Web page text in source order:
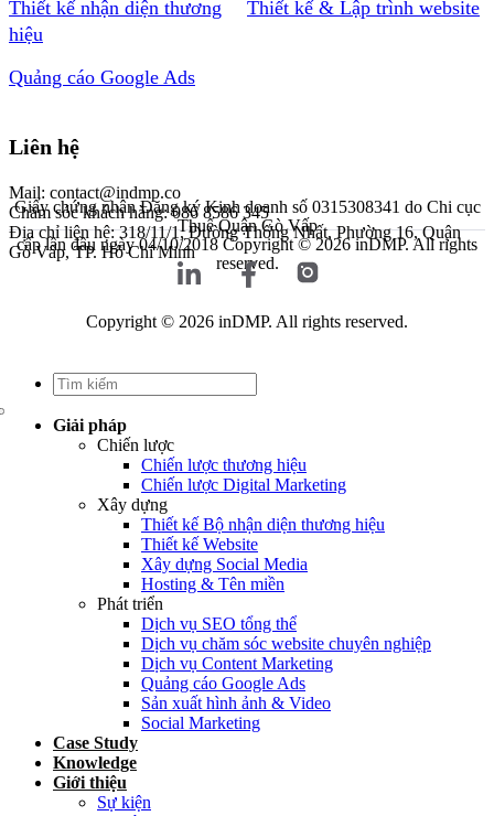
Thiết kế nhận diện thương
hiệu
Thiết kế & Lập trình website
Quảng cáo Google Ads
Liên hệ
Mail: contact@indmp.co
Chăm sóc khách hàng: 086 8586 345
Địa chỉ liên hệ: 318/11/1, Đường Thống Nhất, Phường 16, Quận
Gò Vấp, TP. Hồ Chí Minh
Giấy chứng nhận Đăng ký Kinh doanh số 0315308341 do Chi cục
Thuế Quận Gò Vấp
cấp lần đầu ngày 04/10/2018Copyright © 2026 inDMP. All rights
reserved.
Copyright © 2026 inDMP. All rights reserved.
Giải pháp
Chiến lược
Chiến lược thương hiệu
Chiến lược Digital Marketing
Xây dựng
Thiết kế Bộ nhận diện thương hiệu
Thiết kế Website
Xây dựng Social Media
Hosting & Tên miền
Phát triển
Dịch vụ SEO tổng thể
Dịch vụ chăm sóc website chuyên nghiệp
Dịch vụ Content Marketing
Quảng cáo Google Ads
Sản xuất hình ảnh & Video
Social Marketing
Case Study
Knowledge
Giới thiệu
Sự kiện